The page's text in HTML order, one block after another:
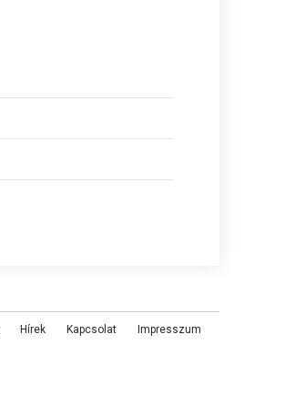
Hírek Kapcsolat Impresszum